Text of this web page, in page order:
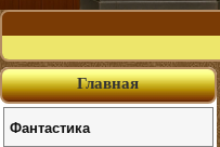
Главная
Фантастика